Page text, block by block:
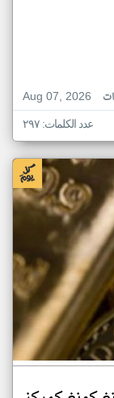
Aug 07, 2026
عدد الكلمات: ٢٩٧